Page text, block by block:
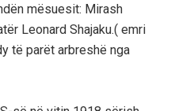
mësuesit: Mirash
Leonard Shajaku.( emri
të parët arbreshë nga